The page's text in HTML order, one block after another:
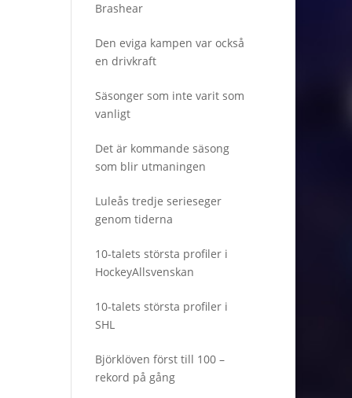
Brashear
Den eviga kampen var också
en drivkraft
Säsonger som inte varit som
vanligt
Det är kommande säsong
som blir utmaningen
Luleås tredje serieseger
genom tiderna
10-talets största profiler i
HockeyAllsvenskan
10-talets största profiler i
SHL
Björklöven först till 100 –
rekord på gång